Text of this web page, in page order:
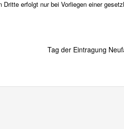
Dritte erfolgt nur bei Vorliegen einer
Tag der Eintragung